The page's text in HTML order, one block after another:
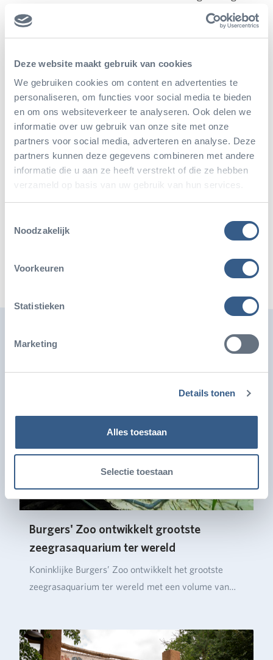
Deze website maakt gebruik van cookies
We gebruiken cookies om content en advertenties te
personaliseren, om functies voor social media te bieden
en om ons websiteverkeer te analyseren. Ook delen we
informatie over uw gebruik van onze site met onze
partners voor social media, adverteren en analyse. Deze
partners kunnen deze gegevens combineren met andere
informatie die u aan ze heeft verstrekt of die ze hebben
verzameld op basis van uw gebruik van hun services.
Noodzakelijk
Voorkeuren
Statistieken
Marketing
Details tonen
Alles toestaan
Selectie toestaan
gekleurd blad dat er in de donkere omgeving met
overal zonnevlekken, uitziet alsof het zwaar
interessant als bloemen!
Geschreven door: J. Wensing
Deel dit artikel
Deel op WhatsApp
Kopieer link
Burgers' Zoo ontwikkelt grootste
zeegrasaquarium ter wereld
Koninklijke Burgers’ Zoo ontwikkelt het grootste
zeegrasaquarium ter wereld met een volume van